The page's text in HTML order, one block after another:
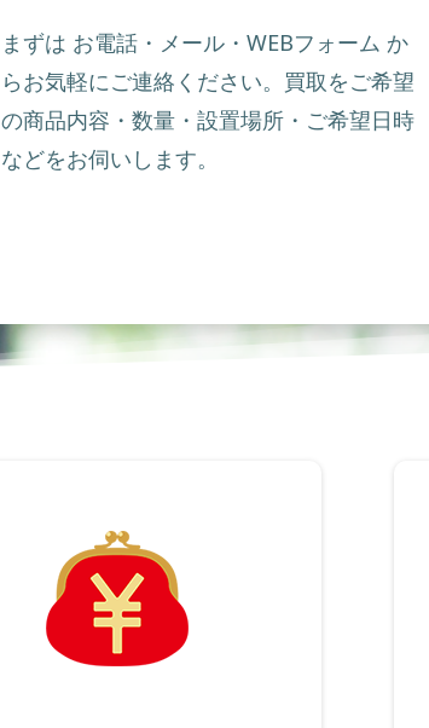
まずは お電話・メール・WEBフォーム か
らお気軽にご連絡ください。買取をご希望
の商品内容・数量・設置場所・ご希望日時
などをお伺いします。